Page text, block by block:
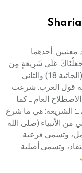
في عام 2026
معنيين: أحدهما:
جَعَلْنَاكَ عَلَى شَرِيعَةٍ مِنَ
الْأَمْرِ فَاتَّبِعْهَا وَلَا تَتَّبِعْ أَهْوَاءَ الَّذِينَ لَا يَعْلَمُونَ( (الجاثية 18) والثاني:
قول العرب: شرعت
العام ـ كما
ـ: الشريعة: هي ما شرع
من الأنبياء (صلى الله
وتسمى فرعية
وتسمى أصلية